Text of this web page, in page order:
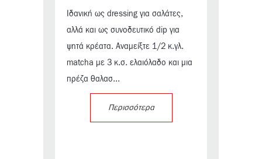
Ιδανική ως dressing για σαλάτες,
αλλά και ως συνοδευτικό dip για
ψητά κρέατα. Αναμείξτε 1/2 κ.γλ.
matcha με 3 κ.σ. ελαιόλαδο και μια
πρέζα θαλασ...
Περισσότερα